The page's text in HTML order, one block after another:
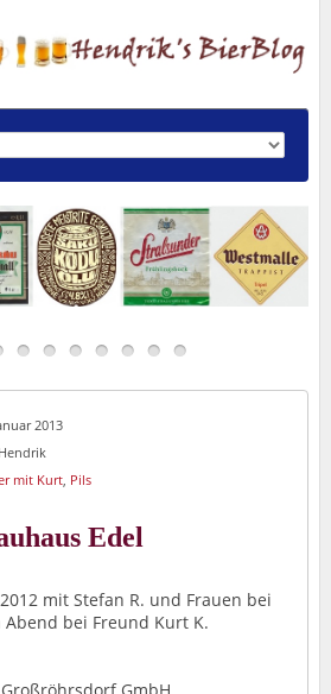
2013
Hendrik
mit Kurt, Pils
Edel
mit Stefan R. und Frauen bei
bei Freund Kurt K.